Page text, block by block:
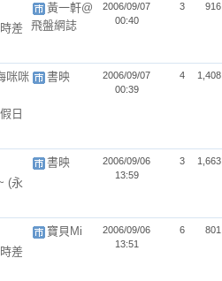
差
黃一軒@
飛盤網誌
2006/09/07
00:40
3 916
咪咪
日
書映
2006/09/07
00:39
4 1,408
(永
書映
2006/09/06
13:59
3 1,663
差
寶貝Mi
2006/09/06
13:51
6 801